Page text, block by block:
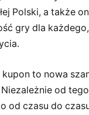
Polski, a także
gry dla
to nowa
Niezależnie od
od czasu do